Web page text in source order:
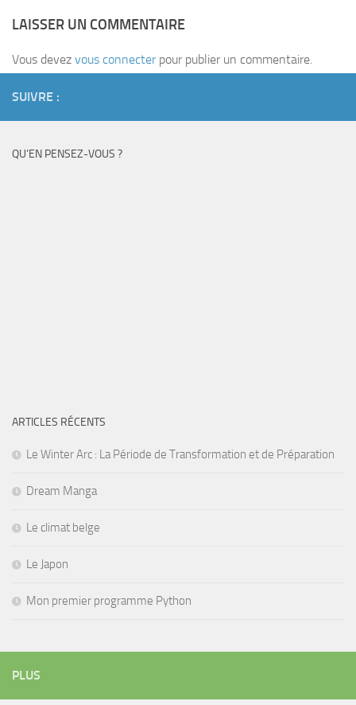
LAISSER UN COMMENTAIRE
Vous devez vous connecterpour publier un commentaire.
SUIVRE :
QU’EN PENSEZ-VOUS ?
ARTICLES RÉCENTS
Le Winter Arc : La Période de Transformation et de Préparation
Dream Manga
Le climat belge
Le Japon
Mon premier programme Python
PLUS